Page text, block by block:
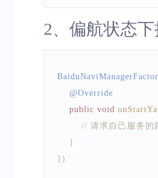
2、偏航状态
    @
Override
public void
// 请求自己服务的
}
})